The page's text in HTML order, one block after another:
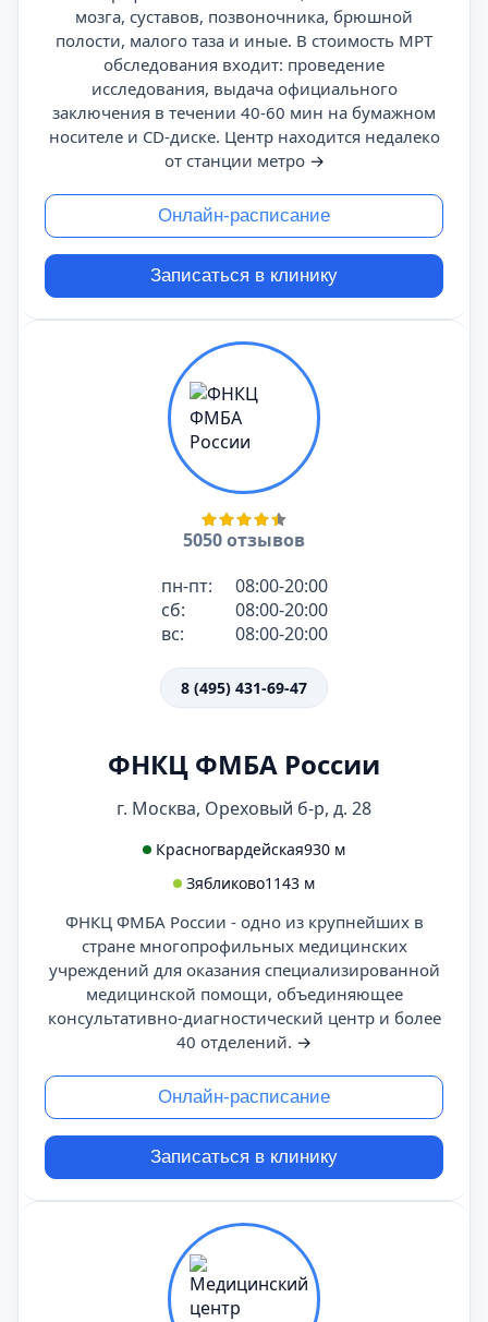
мозга, суставов, позвоночника, брюшной
полости, малого таза и иные. В стоимость МРТ
обследования входит: проведение
исследования, выдача официального
заключения в течении 40-60 мин на бумажном
носителе и CD-диске. Центр находится недалеко
от станции метро →
Онлайн-расписание
Записаться в клинику
5050 отзывов
пн-пт:
08:00-20:00
сб:
08:00-20:00
вс:
08:00-20:00
8 (495) 431-69-47
ФНКЦ ФМБА России
г. Москва, Ореховый б-р, д. 28
Красногвардейская930 м
Зябликово1143 м
ФНКЦ ФМБА России - одно из крупнейших в
стране многопрофильных медицинских
учреждений для оказания специализированной
медицинской помощи, объединяющее
консультативно-диагностический центр и более
40 отделений. →
Онлайн-расписание
Записаться в клинику